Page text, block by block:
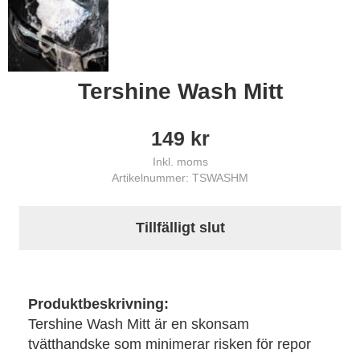
Tershine Wash Mitt
149 kr
Inkl. moms
Artikelnummer: TSWASHM
Tillfälligt slut
Produktbeskrivning:
Tershine Wash Mitt är en skonsam
tvätthandske som minimerar risken för repor